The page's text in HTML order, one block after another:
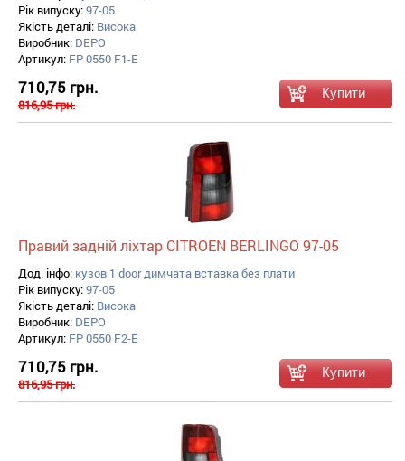
Рік випуску:97-05
Якість деталі: Висока
Виробник: DEPO
Артикул: FP 0550 F1-E
710,75 грн.
816,95 грн.
Правий задній ліхтар CITROEN BERLINGO 97-05
Дод. інфо: кузов 1 door димчата вставка без плати
Рік випуску:97-05
Якість деталі: Висока
Виробник: DEPO
Артикул: FP 0550 F2-E
710,75 грн.
816,95 грн.